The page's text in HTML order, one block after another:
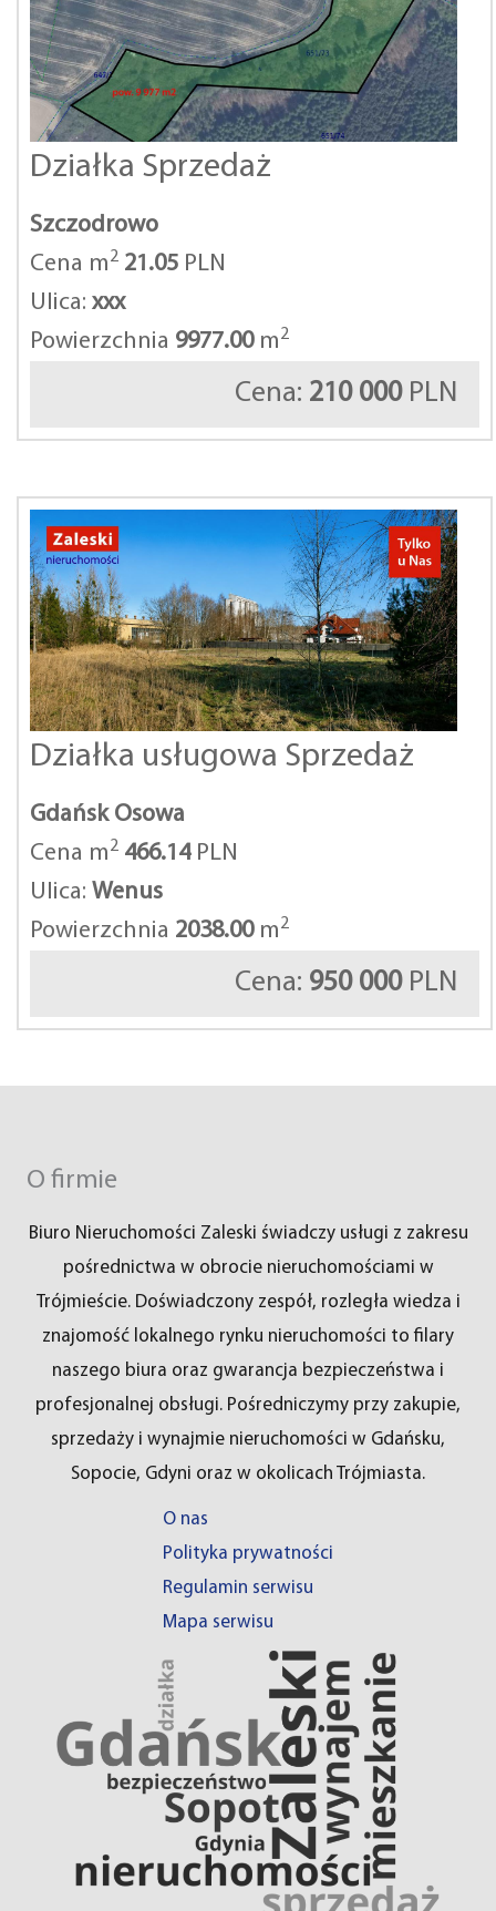
Działka Sprzedaż
Szczodrowo
Cena m2 21.05 PLN
Ulica:xxx
Powierzchnia 9977.00m2
Cena: 210 000PLN
Działka usługowa Sprzedaż
Gdańsk Osowa
Cena m2 466.14PLN
Ulica:Wenus
Powierzchnia 2038.00m2
Cena: 950 000PLN
O firmie
Biuro Nieruchomości Zaleski świadczy usługi z zakresu
pośrednictwa w obrocie nieruchomościami w
Trójmieście. Doświadczony zespół, rozległa wiedza i
znajomość lokalnego rynku nieruchomości to filary
naszego biura oraz gwarancja bezpieczeństwa i
profesjonalnej obsługi. Pośredniczymy przy zakupie,
sprzedaży i wynajmie nieruchomości w Gdańsku,
Sopocie, Gdyni oraz w okolicach Trójmiasta.
O nas
Polityka prywatności
Regulamin serwisu
Mapa serwisu